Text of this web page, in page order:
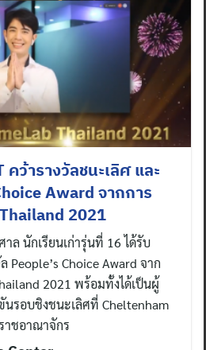
คว้ารางวัลชนะเลิศ และ
Award จากการ
2021
นักเรียนเก่ารุ่นที่ 16 ได้รับ
People’s Choice Award จาก
2021 พร้อมทั้งได้เป็นผู้
รอบชิงชนะเลิศที่ Cheltenham
าชอาณาจักร